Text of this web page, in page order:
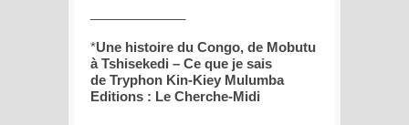
*Une histoire du Congo, de Mobutu
à Tshisekedi – Ce que je sais
de Tryphon Kin-Kiey Mulumba
Editions : Le Cherche-Midi